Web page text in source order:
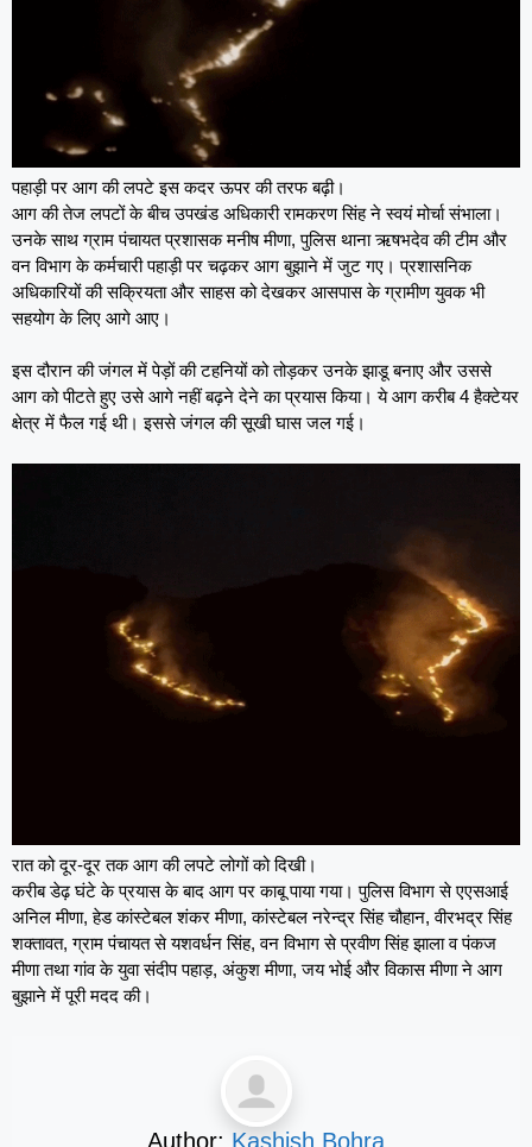
पहाड़ी पर आग की लपटे इस कदर ऊपर की तरफ बढ़ी।
आग की तेज लपटों के बीच उपखंड अधिकारी रामकरण सिंह ने स्वयं मोर्चा संभाला।
उनके साथ ग्राम पंचायत प्रशासक मनीष मीणा, पुलिस थाना ऋषभदेव की टीम और
वन विभाग के कर्मचारी पहाड़ी पर चढ़कर आग बुझाने में जुट गए। प्रशासनिक
अधिकारियों की सक्रियता और साहस को देखकर आसपास के ग्रामीण युवक भी
सहयोग के लिए आगे आए।
इस दौरान की जंगल में पेड़ों की टहनियों को तोड़कर उनके झाडू बनाए और उससे
आग को पीटते हुए उसे आगे नहीं बढ़ने देने का प्रयास किया। ये आग करीब 4 हैक्टेयर
क्षेत्र में फैल गई थी। इससे जंगल की सूखी घास जल गई।
रात को दूर-दूर तक आग की लपटे लोगों को दिखी।
करीब डेढ़ घंटे के प्रयास के बाद आग पर काबू पाया गया। पुलिस विभाग से एएसआई
अनिल मीणा, हेड कांस्टेबल शंकर मीणा, कांस्टेबल नरेन्द्र सिंह चौहान, वीरभद्र सिंह
शक्तावत, ग्राम पंचायत से यशवर्धन सिंह, वन विभाग से प्रवीण सिंह झाला व पंकज
मीणा तथा गांव के युवा संदीप पहाड़, अंकुश मीणा, जय भोई और विकास मीणा ने आग
बुझाने में पूरी मदद की।
Author: Kashish Bohra